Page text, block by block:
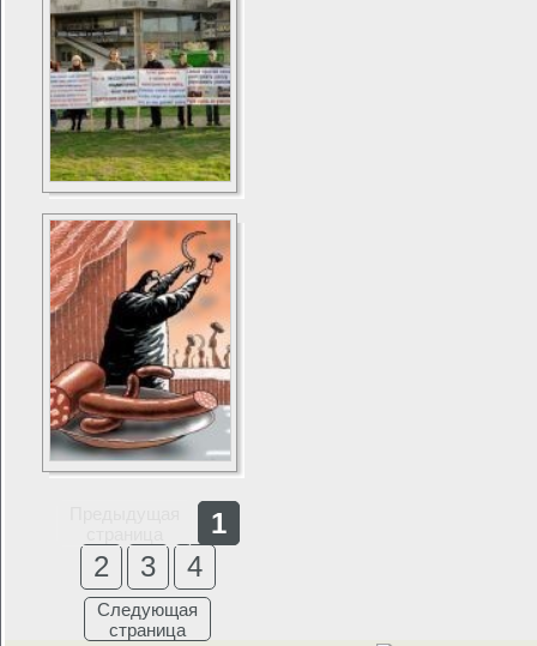
1
2
3 4
Следующая
страница